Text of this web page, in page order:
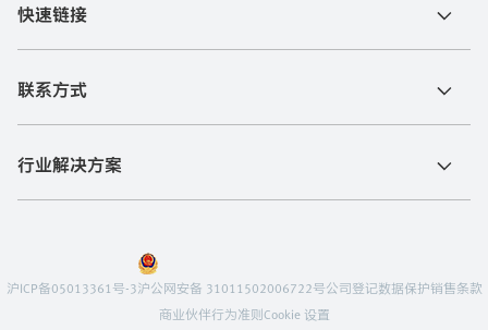
快速链接
联系方式
行业解决方案
沪ICP备05013361号-3沪公网安备 31011502006722号公司登记数据保护销售条款
商业伙伴行为准则Cookie 设置